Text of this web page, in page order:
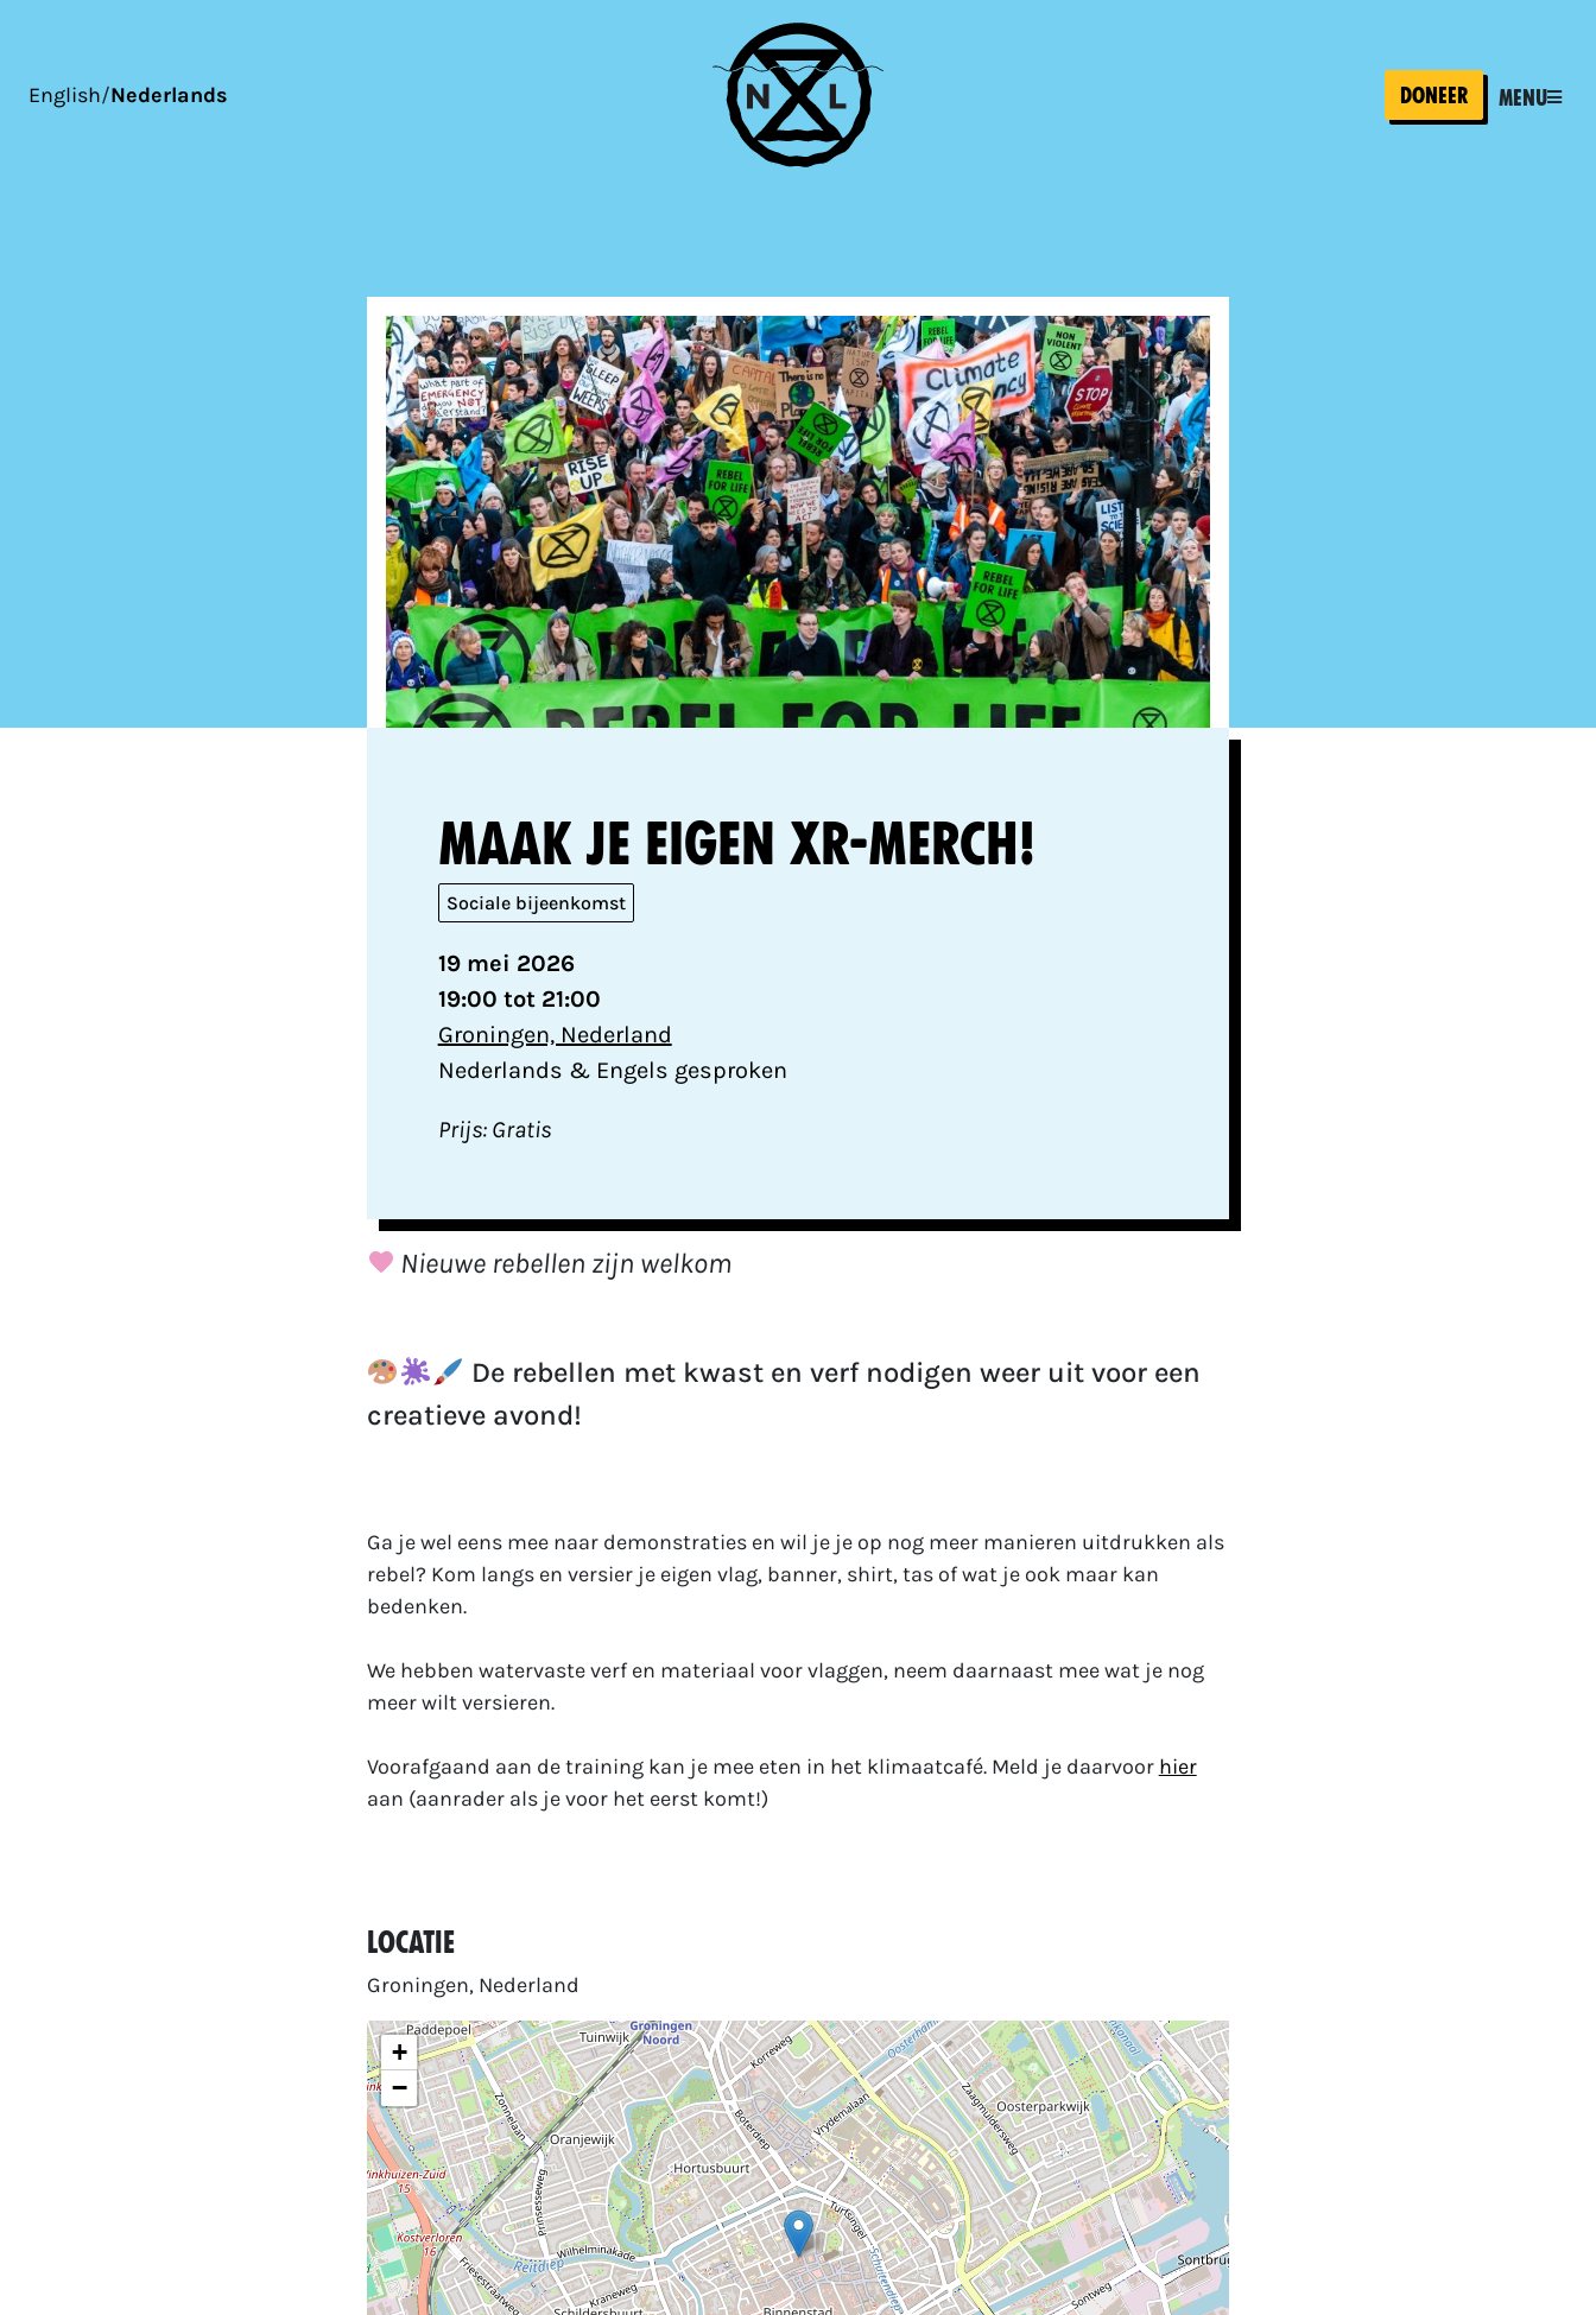
English/Nederlands Doneer Menu
Maak je eigen XR-merch!
Sociale bijeenkomst
19 mei 2026
19:00 tot 21:00
Groningen, Nederland
Nederlands & Engels gesproken
Prijs: Gratis
Nieuwe rebellen zijn welkom
De rebellen met kwast en verf nodigen weer uit voor een
creatieve avond!
Ga je wel eens mee naar demonstraties en wil je je op nog meer manieren uitdrukken als
rebel? Kom langs en versier je eigen vlag, banner, shirt, tas of wat je ook maar kan
bedenken.
We hebben watervaste verf en materiaal voor vlaggen, neem daarnaast mee wat je nog
meer wilt versieren.
Voorafgaand aan de training kan je mee eten in het klimaatcafé. Meld je daarvoor hier
aan (aanrader als je voor het eerst komt!)
Locatie
Groningen, Nederland
+
−